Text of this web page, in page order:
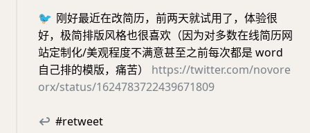
🐦 刚好最近在改简历，前两天就试用了，体验很
好，极简排版风格也很喜欢（因为对多数在线简历网
站定制化/美观程度不满意甚至之前每次都是 word
自己排的模版，痛苦） https://twitter.com/novore
orx/status/1624783722439671809
↩ #retweet